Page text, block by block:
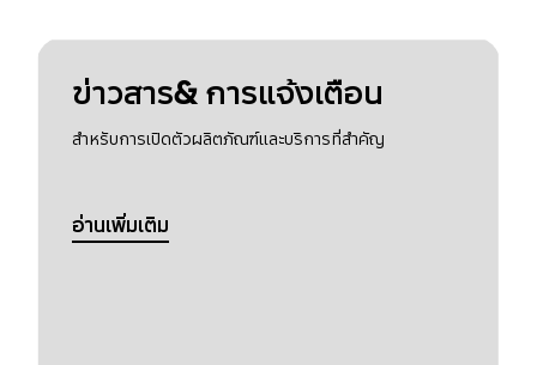
ข่าวสาร& การแจ้งเตือน
สำหรับการเปิดตัวผลิตภัณฑ์และบริการที่สำคัญ
อ่านเพิ่มเติม